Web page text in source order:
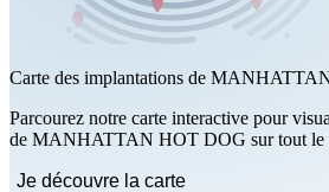
Carte des implantations de
Parcourez notre carte interactive pour
de MANHATTAN HOT DOG sur tout le
Je découvre la carte